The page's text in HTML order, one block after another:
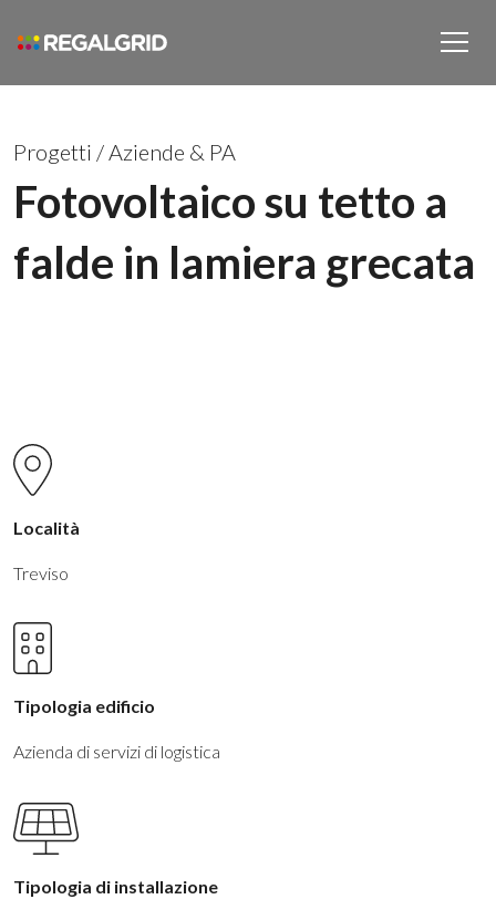
Progetti /Aziende & PA
Fotovoltaico su tetto a
falde in lamiera grecata
Località
Treviso
Tipologia edificio
Azienda di servizi di logistica
Tipologia di installazione